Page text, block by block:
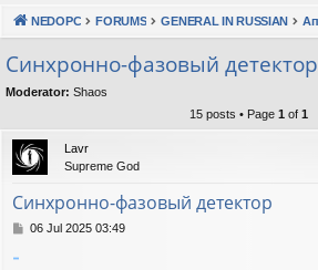
u
s
NEDOPC FORUMS GENERAL IN RUSSIAN
Синхронно-фазовый детектор
Moderator: Shaos
15 posts • Page 1 of 1
Lavr
Supreme God
Синхронно-фазовый детектор
P06 Jul 2025 03:49
-